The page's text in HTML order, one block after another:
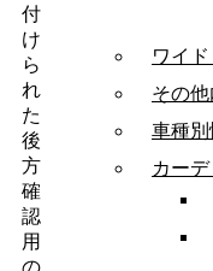
付
け
ら
れ
た
後
方
確
認
用
の
ワイ
その
車種別
カー